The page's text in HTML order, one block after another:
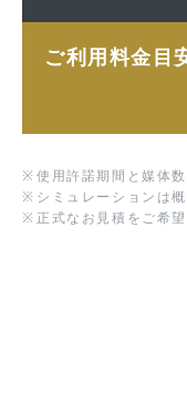
ご利用料金目
※ 使用許諾期間と媒体
※ シミュレーションは
※ 正式なお見積をご希